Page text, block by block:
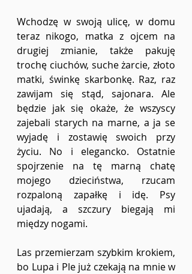
Wchodzę w swoją ulicę, w domu
teraz nikogo, matka z ojcem na
drugiej zmianie, także pakuję
trochę ciuchów, suche żarcie, złoto
matki, świnkę skarbonkę. Raz, raz
zawijam się stąd, sajonara. Ale
będzie jak się okaże, że wszyscy
zajebali starych na marne, a ja se
wyjadę i zostawię swoich przy
życiu. No i elegancko. Ostatnie
spojrzenie na tę marną chatę
mojego dzieciństwa, rzucam
rozpaloną zapałkę i idę. Psy
ujadają, a szczury biegają mi
między nogami.
Las przemierzam szybkim krokiem,
bo Lupa i Ple już czekają na mnie w